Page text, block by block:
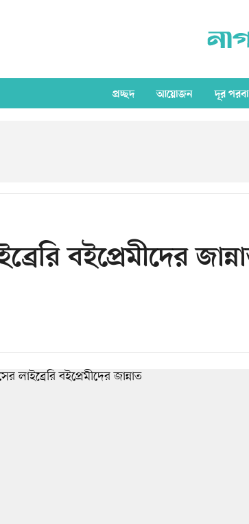
প্রচ্ছদ আয়োজন দূর
বইপ্রেমীদের